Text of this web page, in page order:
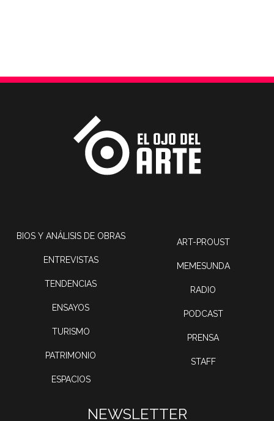
BIOS Y ANÁLISIS DE OBRAS
ENTREVISTAS
TENDENCIAS
ENSAYOS
TURISMO
PATRIMONIO
ESPACIOS
ART-PROUST
MEMESUNDA
RADIO
PODCAST
PRENSA
STAFF
NEWSLETTER